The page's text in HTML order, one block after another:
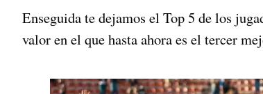
Enseguida te dejamos el Top 5 de los
valor en el que hasta ahora es el tercer